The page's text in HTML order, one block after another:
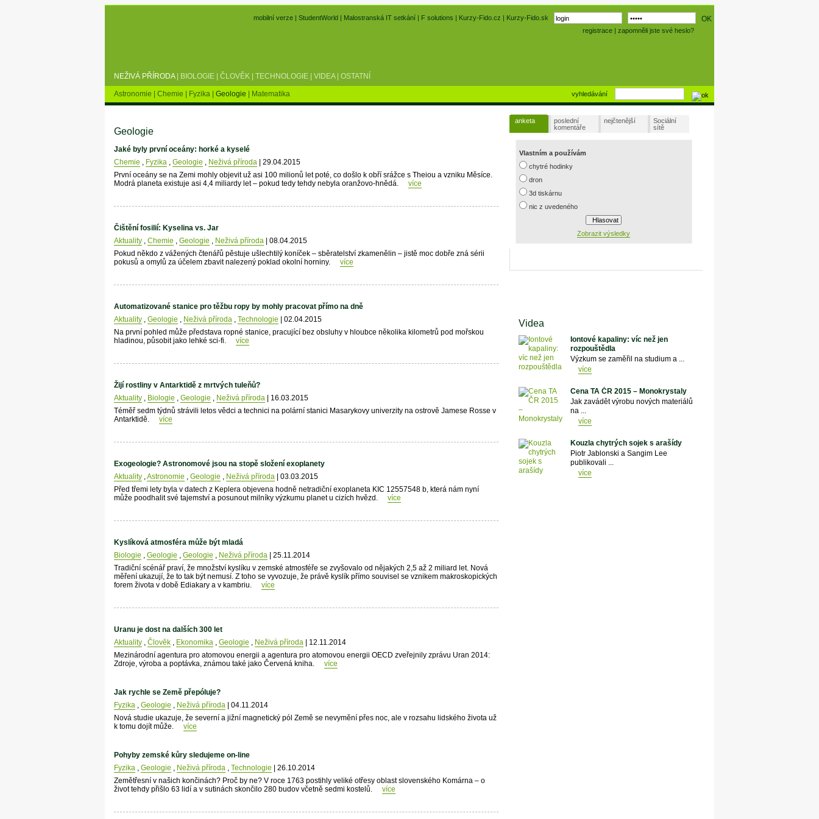
registrace | zapomněli jste své heslo?
mobilní verze |StudentWorld | Malostranská IT setkání | F solutions | Kurzy-Fido.cz | Kurzy-Fido.sk
NEŽIVÁ PŘÍRODA| BIOLOGIE | ČLOVĚK | TECHNOLOGIE | VIDEA| OSTATNÍ
Astronomie | Chemie | Fyzika | Geologie | Matematika vyhledávání
Geologie
Jaké byly první oceány: horké a kyselé
Chemie , Fyzika, Geologie , Neživá příroda| 29.04.2015
První oceány se na Zemi mohly objevit už asi 100 milionů let poté, co došlo k obří srážce s Theiou a vzniku Měsíce.
Modrá planeta existuje asi 4,4 miliardy let – pokud tedy tehdy nebyla oranžovo-hnědá.
více
Čištění fosilií: Kyselina vs. Jar
Aktuality, Chemie , Geologie , Neživá příroda| 08.04.2015
Pokud někdo z vážených čtenářů pěstuje ušlechtilý koníček – sběratelství zkamenělin – jistě moc dobře zná sérii
pokusů a omylů za účelem zbavit nalezený poklad okolní horniny.
více
Automatizované stanice pro těžbu ropy by mohly pracovat přímo na dně
Aktuality, Geologie , Neživá příroda, Technologie | 02.04.2015
Na první pohled může představa ropné stanice, pracující bez obsluhy v hloubce několika kilometrů pod mořskou
hladinou, působit jako lehké sci-fi.
více
Žijí rostliny v Antarktidě z mrtvých tuleňů?
Aktuality, Biologie , Geologie , Neživá příroda| 16.03.2015
Téměř sedm týdnů strávili letos vědci a technici na polární stanici Masarykovy univerzity na ostrově Jamese Rosse v
Antarktidě.
více
Exogeologie? Astronomové jsou na stopě složení exoplanety
Aktuality,Astronomie , Geologie , Neživá příroda| 03.03.2015
Před třemi lety byla v datech z Keplera objevena hodně netradiční exoplaneta KIC 12557548 b, která nám nyní
může poodhalit své tajemství a posunout milníky výzkumu planet u cizích hvězd.
více
Kyslíková atmosféra může být mladá
Biologie , Geologie , Geologie , Neživá příroda| 25.11.2014
Tradiční scénář praví, že množství kyslíku v zemské atmosféře se zvyšovalo od nějakých 2,5 až 2 miliard let. Nová
měření ukazují, že to tak být nemusí. Z toho se vyvozuje, že právě kyslík přímo souvisel se vznikem makroskopických
forem života v době Ediakary a v kambriu.
více
Uranu je dost na dalších 300 let
Aktuality, Člověk, Ekonomika, Geologie , Neživá příroda| 12.11.2014
Mezinárodní agentura pro atomovou energii a agentura pro atomovou energii OECD zveřejnily zprávu Uran 2014:
Zdroje, výroba a poptávka, známou také jako Červená kniha.
více
Jak rychle se Země přepóluje?
Fyzika, Geologie , Neživá příroda| 04.11.2014
Nová studie ukazuje, že severní a jižní magnetický pól Země se nevymění přes noc, ale v rozsahu lidského života už
k tomu dojít může.
více
Pohyby zemské kůry sledujeme on-line
Fyzika, Geologie , Neživá příroda, Technologie | 26.10.2014
Zemětřesní v našich končinách? Proč by ne? V roce 1763 postihly veliké otřesy oblast slovenského Komárna – o
život tehdy přišlo 63 lidí a v sutinách skončilo 280 budov včetně sedmi kostelů.
více
anketa
poslední
komentáře
nejčtenější
Sociální
sítě
Vlastním a používám
chytré hodinky
dron
3d tiskárnu
nic z uvedeného
Zobrazit výsledky
Videa
Iontové kapaliny: víc než jen
rozpouštědla
Výzkum se zaměřil na studium a ...
více
Cena TA ČR 2015 – Monokrystaly
Jak zavádět výrobu nových materiálů
na ...
více
Kouzla chytrých sojek s arašídy
Piotr Jablonski a Sangim Lee
publikovali ...
více